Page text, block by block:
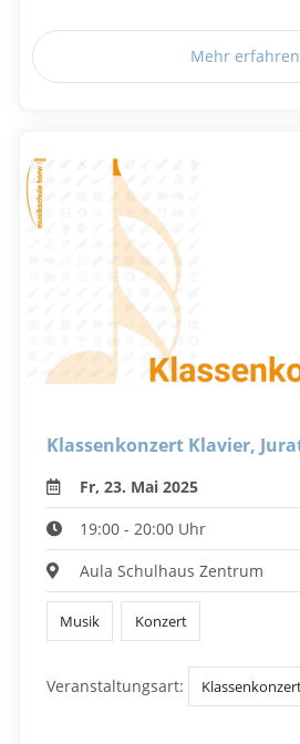
Mehr erfahren
Klassenkonzert Klavier,
Fr, 23. Mai 2025
19:00 - 20:00 Uhr
Aula Schulhaus Zentrum
Musik Konzert
Veranstaltungsart: